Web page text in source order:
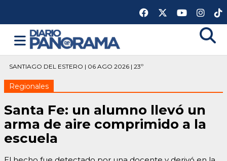
SANTIAGO DEL ESTERO | 06 AGO 2026 | 23º
Regionales
Santa Fe: un alumno llevó un
arma de aire comprimido a la
escuela